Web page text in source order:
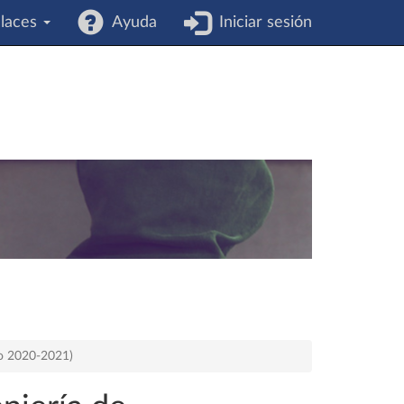
Ayuda Iniciar sesión
2020-2021)